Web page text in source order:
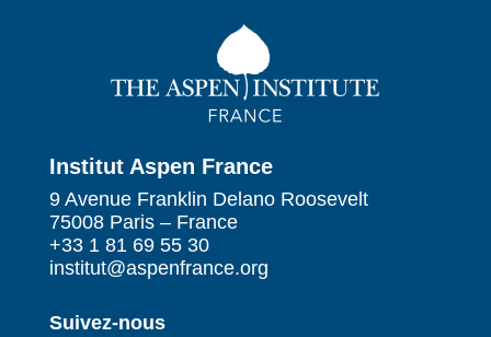
Institut Aspen France
9 Avenue Franklin Delano Roosevelt
75008 Paris – France
+33 1 81 69 55 30
institut@aspenfrance.org
Suivez-nous